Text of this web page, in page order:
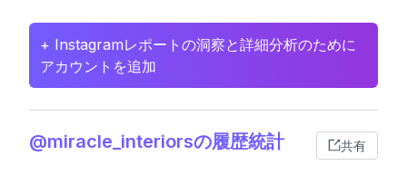
+ Instagramレポートの洞察と詳細分析のために
アカウントを追加
@miracle_interiorsの履歴統計 共有